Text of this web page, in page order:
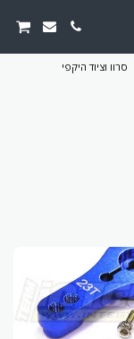
סרוו וציוד היקפי